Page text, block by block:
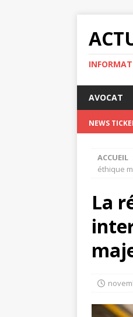
AVOCAT
NEWS
ACCUEIL
éthique
La